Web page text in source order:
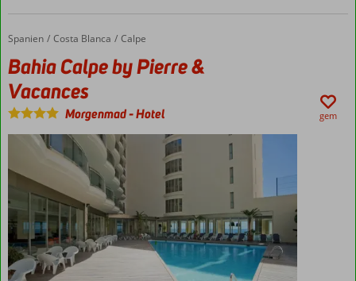
Forside
Spanien Costa Blanca Calpe
Bahia Calpe by Pierre & Vacances
Bahia Calpe by Pierre &
Vacances
Morgenmad-Hotel gem